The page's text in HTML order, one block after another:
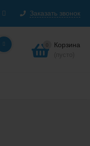
Заказать звонок
Корзина